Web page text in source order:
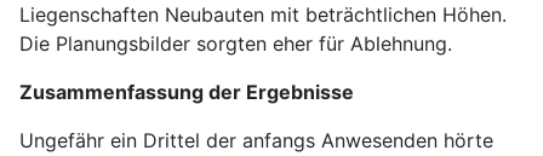
Liegenschaften Neubauten mit beträchtlichen Höhen.
Die Planungsbilder sorgten eher für Ablehnung.
Zusammenfassung der Ergebnisse
Ungefähr ein Drittel der anfangs Anwesenden hörte